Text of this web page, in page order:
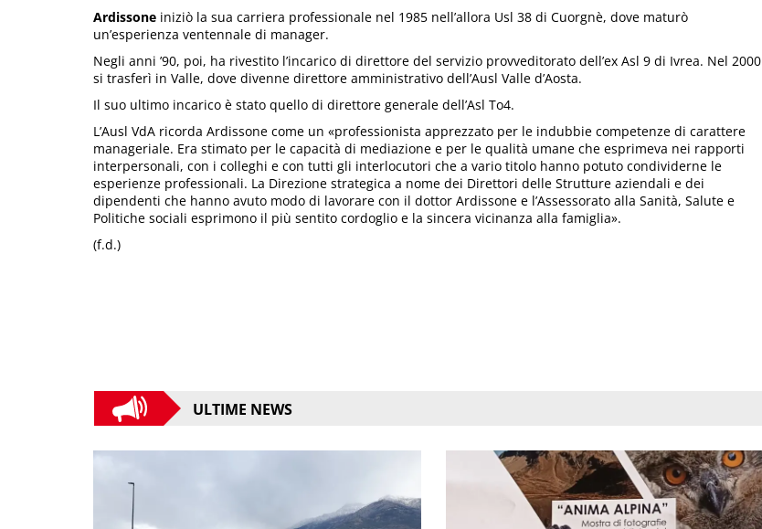
Ardissone iniziò la sua carriera professionale nel 1985 nell’allora Usl 38 di Cuorgnè, dove maturò
un’esperienza ventennale di manager.
Negli anni ’90, poi, ha rivestito l’incarico di direttore del servizio provveditorato dell’ex Asl 9 di Ivrea. Nel 2000
si trasferì in Valle, dove divenne direttore amministrativo dell’Ausl Valle d’Aosta.
Il suo ultimo incarico è stato quello di direttore generale dell’Asl To4.
L’Ausl VdA ricorda Ardissone come un «professionista apprezzato per le indubbie competenze di carattere
manageriale. Era stimato per le capacità di mediazione e per le qualità umane che esprimeva nei rapporti
interpersonali, con i colleghi e con tutti gli interlocutori che a vario titolo hanno potuto condividerne le
esperienze professionali. La Direzione strategica a nome dei Direttori delle Strutture aziendali e dei
dipendenti che hanno avuto modo di lavorare con il dottor Ardissone e l’Assessorato alla Sanità, Salute e
Politiche sociali esprimono il più sentito cordoglio e la sincera vicinanza alla famiglia».
(f.d.)
ULTIME NEWS